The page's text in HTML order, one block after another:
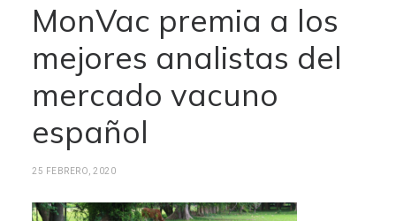
MonVac premia a los
mejores analistas del
mercado vacuno
español
25 FEBRERO, 2020